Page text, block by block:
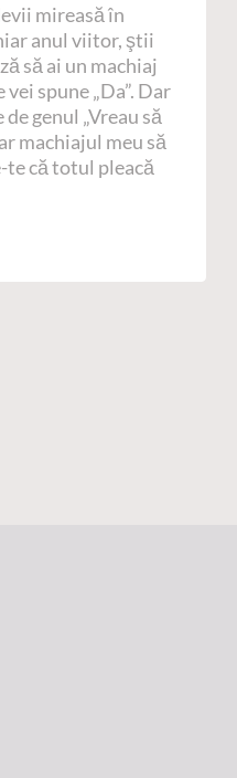
mireasă în
anul viitor, ştii
să ai un machiaj
spune „Da”. Dar
genul „Vreau să
machiajul meu să
te că totul pleacă